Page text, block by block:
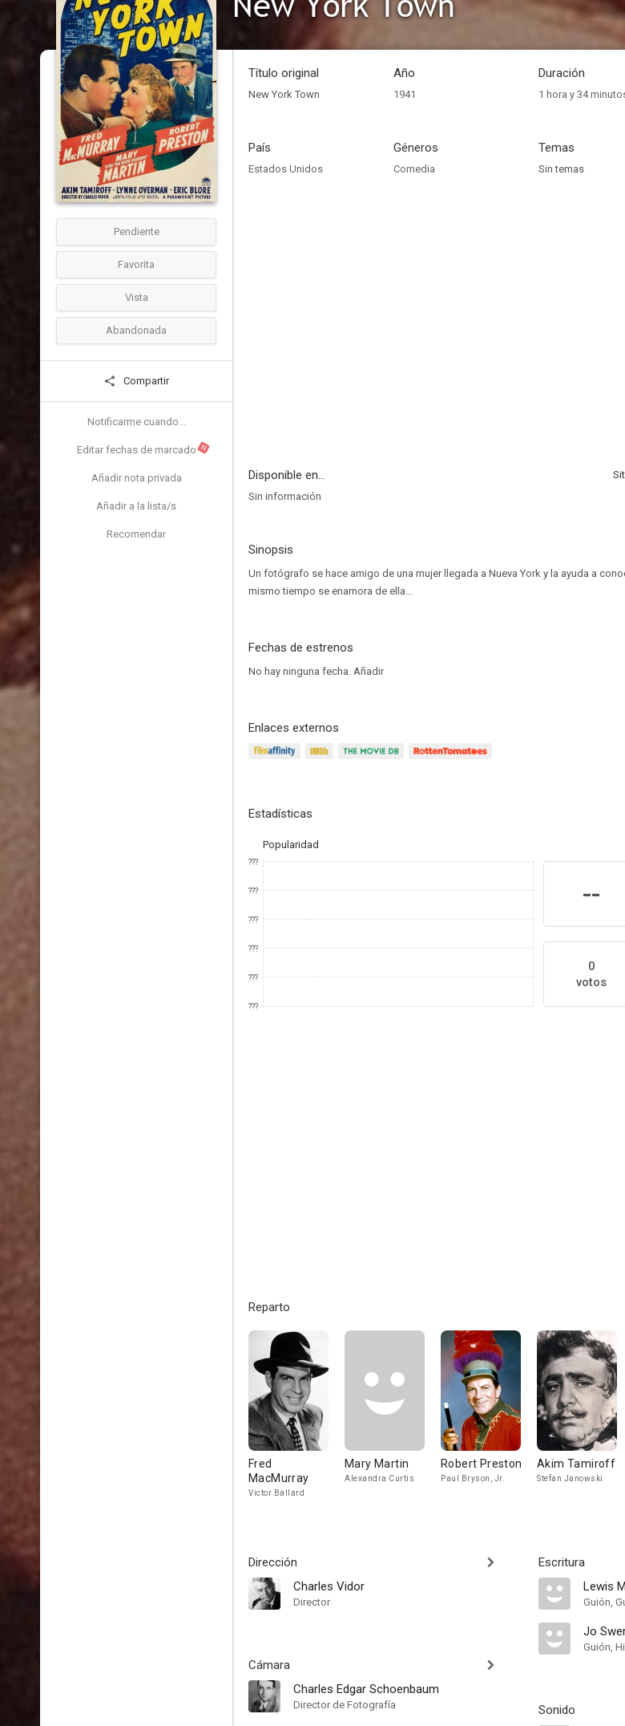
Pendiente
Favorita
Vista
Abandonada
Compartir
Notificarme cuando...
Editar fechas de marcado N
Añadir nota privada
Añadir a la lista/s
Recomendar
Título original
New York Town
Año
1941
Duración
1 hora y 34
País
Estados Unidos
Géneros
Comedia
Temas
Sin temas
Disponible en...
Sin información
Sinopsis
Un fotógrafo se hace amigo de una mujer llegada a Nueva York y la ayuda a
mismo tiempo se enamora de ella...
Fechas de estrenos
No hay ninguna fecha. Añadir
Enlaces externos
Estadísticas
Popularidad
???
???
???
???
???
???
--
0
votos
Reparto
Fred
MacMurray
Victor Ballard
Mary Martin
Alexandra Curtis
Robert Preston
Paul Bryson, Jr.
Akim Tamiroff
Stefan Janowski
Dirección
Charles Vidor
Director
Cámara
Charles Edgar Schoenbaum
Director de Fotografía
Escritura
Lewis
Guión,
Jo
Guión,
Sonido